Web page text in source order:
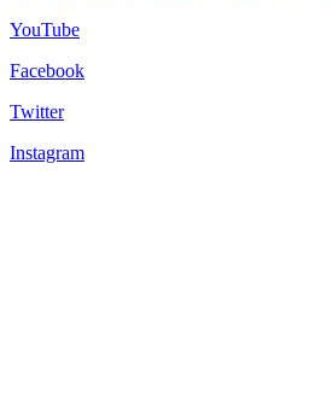
YouTube
Facebook
Twitter
Instagram